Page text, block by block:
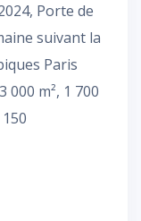
Porte de
suivant la
Paris
000 m², 1 700